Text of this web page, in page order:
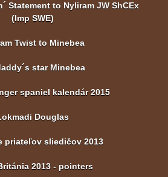
Statement to Nyliram JW ShCEx
(Imp SWE)
Twist to Minebea
star Minebea
spaniel kalendár 2015
Douglas
priateľov sliedičov 2013
2013 - pointers